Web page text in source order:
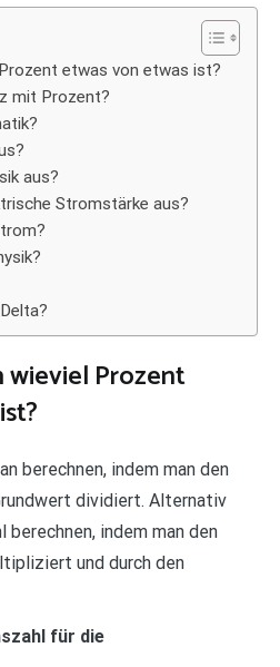
etwas von etwas ist?
mit Prozent?
aus?
Stromstärke aus?
Prozent
berechnen, indem man den
dividiert. Alternativ
berechnen, indem man den
und durch den
für die